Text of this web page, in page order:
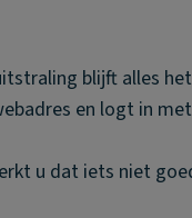
blijft alles
en logt in
u dat iets niet